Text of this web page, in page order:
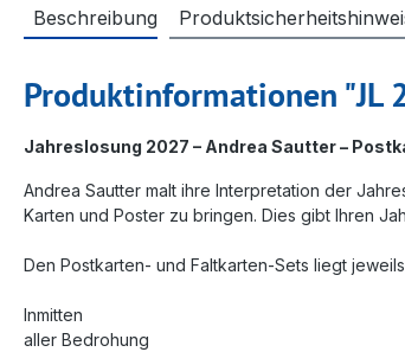
Beschreibung
Produktinformationen "JL
Jahreslosung 2027 – Andrea Sautter –
Andrea Sautter malt ihre Interpretation der
Karten und Poster zu bringen. Dies gibt Ihren
Den Postkarten- und Faltkarten-Sets liegt
Inmitten
aller Bedrohung